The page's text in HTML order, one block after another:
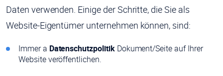
Daten verwenden. Einige der Schritte, die Sie als
Website-Eigentümer unternehmen können, sind:
Immer a DatenschutzpolitikDokument/Seite auf Ihrer
Website veröffentlichen.